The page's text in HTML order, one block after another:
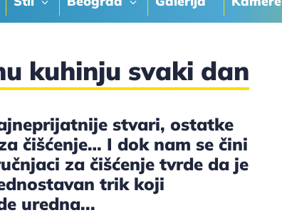
kuhinju svaki dan
stvari, ostatke
čišćenje… I dok nam se čini
za čišćenje tvrde da je
trik koji
uredna...